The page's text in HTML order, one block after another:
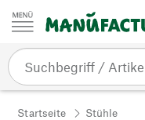
Zum Inhalt springen
Startseite Stühle